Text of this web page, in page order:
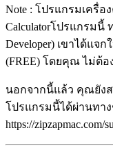
Note : โปรแกรมเครื่อ
Calculatorโปรแกรมนี้
Developer) เขาได้แ
(FREE) โดยคุณ ไม่ต้อ
นอกจากนี้แล้ว คุณยัง
โปรแกรมนี้ได้ผ่านทาง
https://